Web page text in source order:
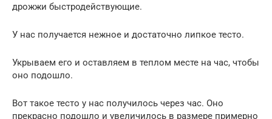
дрожжи быстродействующие.
У нас получается нежное и достаточно липкое тесто.
Укрываем его и оставляем в теплом месте на час, чтобы
оно подошло.
Вот такое тесто у нас получилось через час. Оно
прекрасно подошло и увеличилось в размере примерно